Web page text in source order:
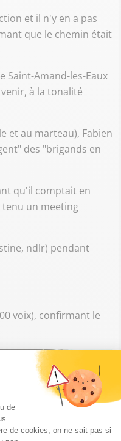
et il n'y en a pas
que le chemin était
Saint-Amand-les-Eaux
à la tonalité
et au marteau), Fabien
des "brigands en
qu'il comptait en
tenu un meeting
ndlr) pendant
voix), confirmant le